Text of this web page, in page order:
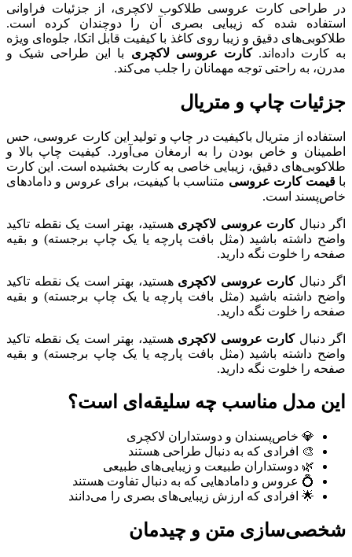
در طراحی کارت عروسی طلاکوب لاکچری، از جزئیات فراوانی
استفاده شده که زیبایی بصری آن را دوچندان کرده است.
طلاکوبی‌های دقیق و زیبا روی کاغذ با کیفیت قابل اتکا، جلوه‌ای ویژه
به کارت داده‌اند.کارت عروسی لاکچری با این طراحی شیک و
مدرن، به راحتی توجه مهمانان را جلب می‌کند.
جزئیات چاپ و متریال
استفاده از متریال باکیفیت در چاپ و تولید این کارت عروسی، حس
اطمینان و خاص بودن را به ارمغان می‌آورد. کیفیت چاپ بالا و
طلاکوبی‌های دقیق، زیبایی خاصی به کارت بخشیده است. این کارت
باقیمت کارت عروسی متناسب با کیفیت، برای عروس و دامادهای
خاص‌پسند است.
اگر دنبالکارت عروسی لاکچری هستید، بهتر است یک نقطه تاکید
واضح داشته باشید (مثل بافت پارچه یا یک چاپ برجسته) و بقیه
صفحه را خلوت نگه دارید.
اگر دنبالکارت عروسی لاکچری هستید، بهتر است یک نقطه تاکید
واضح داشته باشید (مثل بافت پارچه یا یک چاپ برجسته) و بقیه
صفحه را خلوت نگه دارید.
اگر دنبالکارت عروسی لاکچری هستید، بهتر است یک نقطه تاکید
واضح داشته باشید (مثل بافت پارچه یا یک چاپ برجسته) و بقیه
صفحه را خلوت نگه دارید.
این مدل مناسب چه سلیقه‌ای است؟
💎 خاص‌پسندان و دوستداران لاکچری
🎨 افرادی که به دنبال طراحی هستند
🌿 دوستداران طبیعت و زیبایی‌های طبیعی
💍 عروس و دامادهایی که به دنبال تفاوت هستند
🌟 افرادی که ارزش زیبایی‌های بصری را می‌دانند
شخصی‌سازی متن و چیدمان